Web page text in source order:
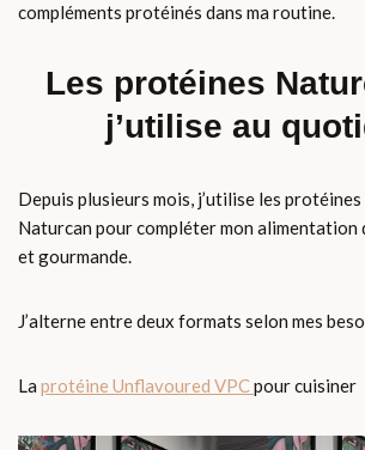
compléments protéinés dans ma routine.
Les protéines
j’utilise au
Depuis plusieurs mois, j’utilise les protéines
Naturcan pour compléter mon alimentation
et gourmande.
J’alterne entre deux formats selon mes
La protéine Unflavoured VPCpour cuisiner